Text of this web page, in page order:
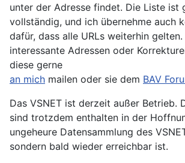
unter der Adresse findet. Die Liste ist
vollständig, und ich übernehme auch
dafür, dass alle URLs weiterhin gelten.
interessante Adressen oder
diese gerne
an mich mailen oder sie dem BAV
Das VSNET ist derzeit außer Betrieb.
sind trotzdem enthalten in der
ungeheure Datensammlung des
sondern bald wieder erreichbar ist.